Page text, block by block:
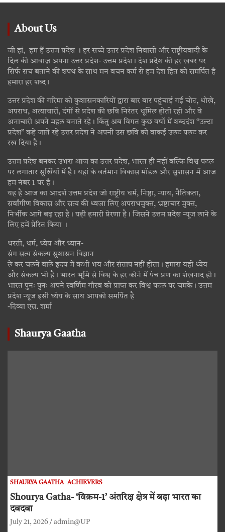
About Us
जी हां, हम हैं उत्तम प्रदेश । हर सच्चे उत्तर प्रदेश निवासी और राष्ट्रीयवादी के
दिल की आवाज़ अपना उत्तर प्रदेश- उत्तम प्रदेश। देश प्रदेश की हर खबर पर
सिर्फ सच बताने की शपथ के साथ मन वचन कर्म से हम देश हित को समर्पित है
हमारा हर शब्द।
उत्तर प्रदेश की गरिमा को कुशासनकारियों द्वारा बार बार पहुंचाई गई चोट, धोखे,
अपराध, अत्याचारों, दंगों से प्रदेश की छवि निरंतर धूमिल होती रही और वे
अनाचारी अपने महल बनाते रहे। किंतु अब विगत कुछ वर्षों में शब्ददंश “उल्टा
प्रदेश” कहे जाते रहे उत्तर प्रदेश ने अपनी उस छवि को वाकई उलट पलट कर
रख दिया है।
उत्तम प्रदेश बनकर उभरा आज का उत्तर प्रदेश, भारत ही नहीं बल्कि विश्व पटल
पर लगातार सुर्खियों में है। यहां के वर्तमान विकास मॉडल और सुशासन में आज
हम नंबर 1 पर है।
यह है आज का आदर्श उत्तम प्रदेश जो राष्ट्रीय धर्म, निष्ठा, न्याय, नैतिकता,
सर्वांगीण विकास और सत्य की ध्वजा लिए अपराधमुक्त, भ्रष्टाचार मुक्त,
निर्भीक आगे बढ़ रहा है। यही हमारी प्रेरणा है। जिसने उत्तम प्रदेश न्यूज लाने के
लिए हमें प्रेरित किया ।
धरती, धर्म, ध्येय और ध्यान-
संग सत्य संकल्प सुशासन विज्ञान
ले कर चलने वाले हृदय में कभी भय और संताप नहीं होता। हमारा यही ध्येय
और संकल्प भी है। भारत भूमि से विश्व के हर कोने में पंच प्रण का शंखनाद हो।
भारत पुनः पुनः अपने स्वर्णिम गौरव को प्राप्त कर विश्व पटल पर चमके। उत्तम
प्रदेश न्यूज इसी ध्येय के साथ आपको समर्पित है
-दिव्या एस. शर्मा
Shaurya Gaatha
SHAURYA GAATHA ACHIEVERS
Shourya Gatha- ‘विक्रम-1’ अंतरिक्ष क्षेत्र में बढ़ा भारत का
दबदबा
July 21, 2026 admin@UP